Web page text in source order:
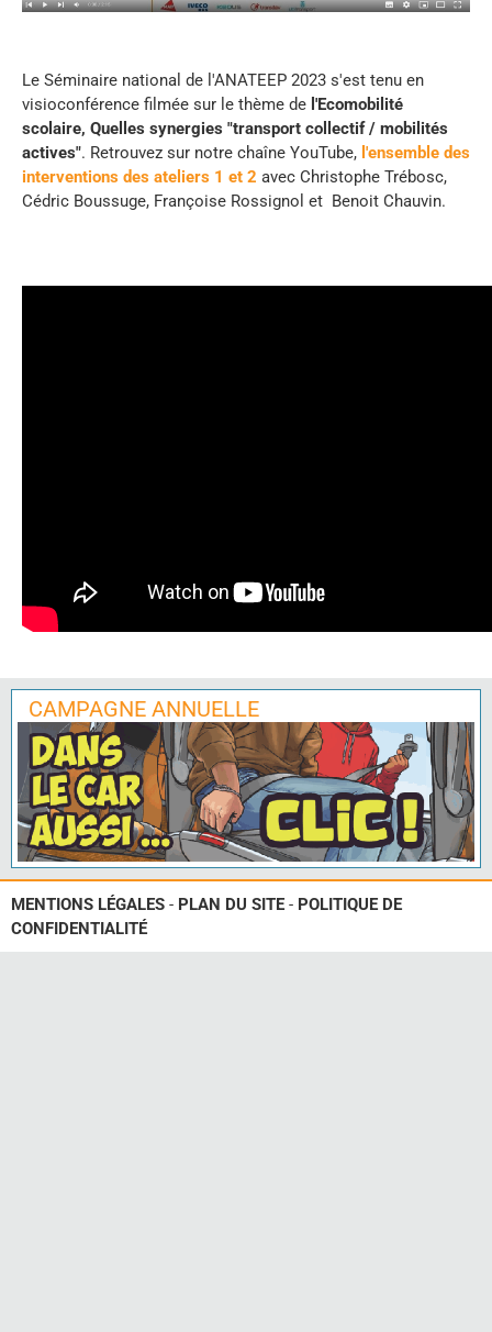
Le Séminaire national de l'ANATEEP 2023 s'est tenu en
visioconférence filmée sur le thème de l'Ecomobilité
scolaire, Quelles synergies "transport collectif / mobilités
actives". Retrouvez sur notre chaîne YouTube, l'ensemble des
interventions des ateliers 1 et 2 avec Christophe Trébosc,
Cédric Boussuge, Françoise Rossignol et Benoit Chauvin.
CAMPAGNE ANNUELLE
MENTIONS LÉGALES - PLAN DU SITE - POLITIQUE DE
CONFIDENTIALITÉ